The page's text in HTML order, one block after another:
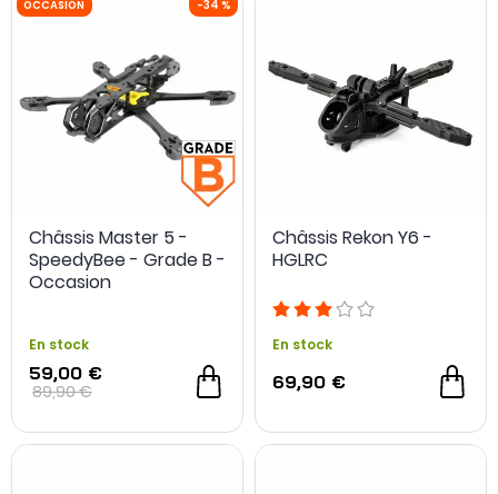
Châssis Master 5 -
SpeedyBee - Grade B -
Occasion
En stock
59,00 €
89,90 €
Châssis Rekon Y6 -
HGLRC
En stock
69,90 €